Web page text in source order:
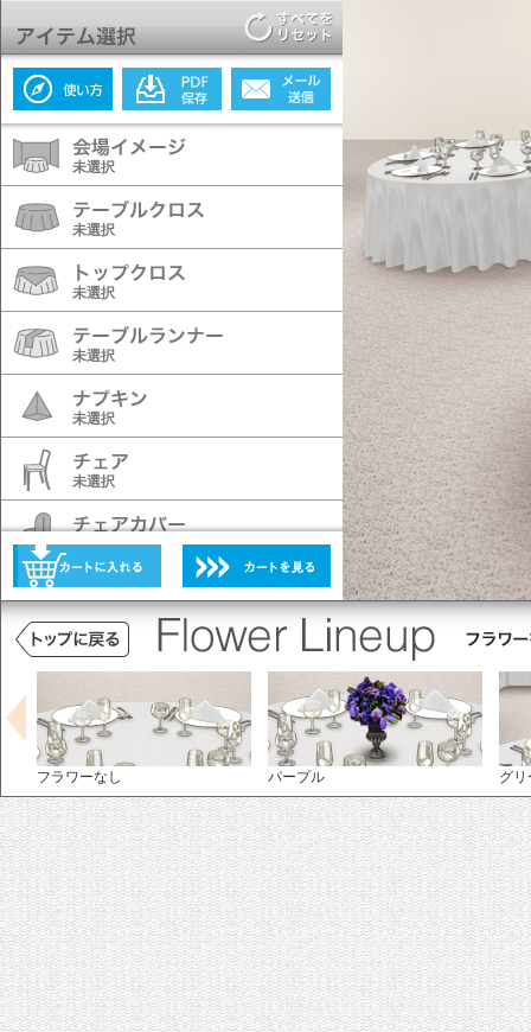
未選択
未選択
未選択
未選択
未選択
未選択
未選択
選択不可
未選択
フラワーなし パープル グリ